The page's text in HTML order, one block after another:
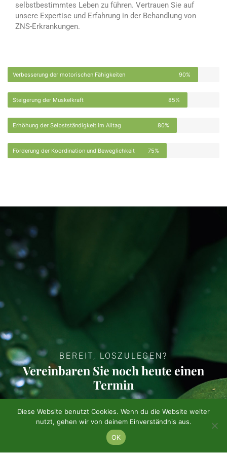
selbstbestimmtes Leben zu führen. Vertrauen Sie auf
unsere Expertise und Erfahrung in der Behandlung von
ZNS-Erkrankungen.
Verbesserung der motorischen Fähigkeiten 90%
Steigerung der Muskelkraft 85%
Erhöhung der Selbstständigkeit im Alltag 80%
Förderung der Koordination und Beweglichkeit 75%
BEREIT, LOSZULEGEN?
Vereinbaren Sie noch heute einen
Termin
RUFEN SIE UNS AN
SCHREIBEN SIE
Diese Website benutzt Cookies. Wenn du die Website weiter
nutzt, gehen wir von deinem Einverständnis aus.
OK